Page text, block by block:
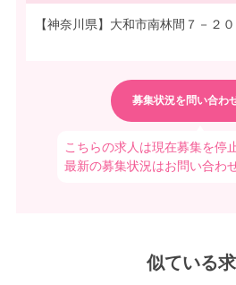
【神奈川県】大和市南林間７－２
こちらの求人は現在募集を停
最新の募集状況はお問い合わ
似ている